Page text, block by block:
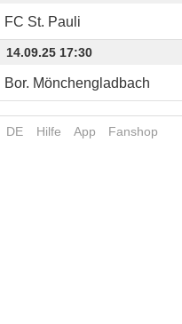
FC St. Pauli
14.09.25 17:30
Bor. Mönchengladbach
DE Hilfe App Fanshop